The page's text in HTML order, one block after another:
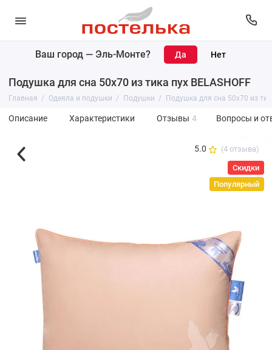
Ваш город — Эль-Монте?
Подушка для сна 50х70 из тика пух BELASHOFF
Главная Одеяла и подушки Подушки Подушка для сна 50х70 из
Описание Характеристики Отзывы 4 Вопросы и
5.0 (4 отзыва)
Скидки
Популярный